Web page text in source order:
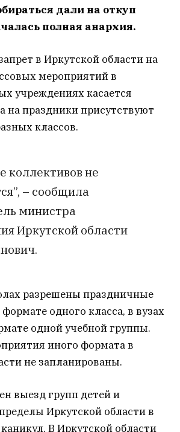
дали на откуп
полная анархия.
в Иркутской области на
мероприятий в
учреждениях касается
на праздники присутствуют
классов.
коллективов не
– сообщила
министра
Иркутской области
разрешены праздничные
одного класса, в вузах
одной учебной группы.
иного формата в
не запланированы.
выезд групп детей и
Иркутской области в
В Иркутской области